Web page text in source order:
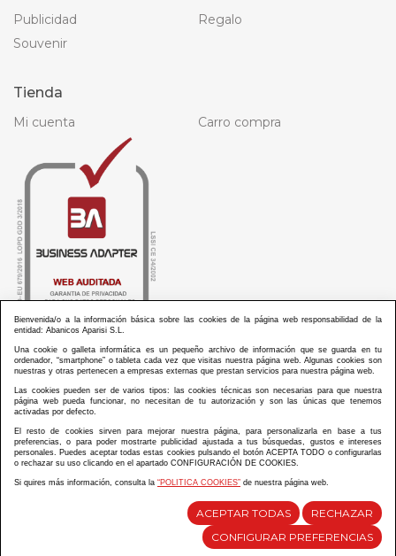
Publicidad
Regalo
Souvenir
Tienda
Mi cuenta Carro compra
ABANICOS APARISI S.L. ha recibido por parte de La Generalitat Valenciana, la cantidad de
100.000 € en apoyo al proyecto HISOLV/2021/3933/46 del PLAN EMPRESARIAL “PLAN RESISITIR
ABANICOS APARISI S.L. ha recibido por parte de La Generalitat Valenciana, la cantidad de 7.000
€ en apoyo al proyecto CMARTE/2021/265/46 del PLAN AYUDAS DIRECTAS ARTESANIA “CMARTE”.
Diseño y desarrollo web Im3diA comunicación
Bienvenida/o a la información básica sobre las cookies de la página web responsabilidad de la
entidad: Abanicos Aparisi S.L.
Una cookie o galleta informática es un pequeño archivo de información que se guarda en tu
ordenador, “smartphone” o tableta cada vez que visitas nuestra página web. Algunas cookies son
nuestras y otras pertenecen a empresas externas que prestan servicios para nuestra página web.
Las cookies pueden ser de varios tipos: las cookies técnicas son necesarias para que nuestra
página web pueda funcionar, no necesitan de tu autorización y son las únicas que tenemos
activadas por defecto.
El resto de cookies sirven para mejorar nuestra página, para personalizarla en base a tus
preferencias, o para poder mostrarte publicidad ajustada a tus búsquedas, gustos e intereses
personales. Puedes aceptar todas estas cookies pulsando el botón ACEPTA TODO o configurarlas
o rechazar su uso clicando en el apartado CONFIGURACIÓN DE COOKIES.
Si quires más información, consulta la “POLITICA COOKIES” de nuestra página web.
ACEPTAR TODAS
RECHAZAR
CONFIGURAR PREFERENCIAS